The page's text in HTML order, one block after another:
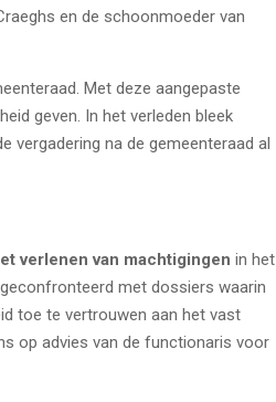
en de schoonmoeder van
Met deze aangepaste
geven. In het verleden bleek
vergadering na de gemeenteraad al
verlenen van machtigingen in het
met dossiers waarin
toe te vertrouwen aan het vast
op advies van de functionaris voor